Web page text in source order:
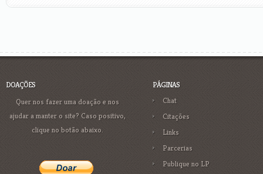
DOAÇÕES
Quer nos fazer uma doação e nos
ajudar a manter o site? Caso positivo,
clique no botão abaixo.
PÁGINAS
Chat
Citações
Links
Parcerias
Publique no LP